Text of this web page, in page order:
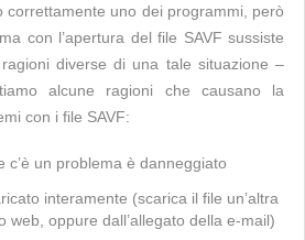
correttamente uno dei programmi, però
con l’apertura del file SAVF sussiste
diverse di una tale situazione –
alcune ragioni che causano la
con i file SAVF:
c’è un problema è danneggiato
interamente (scarica il file un’altra
web, oppure dall’allegato della e-mail)